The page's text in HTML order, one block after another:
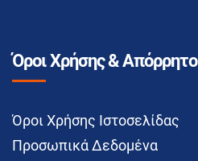
Όροι Χρήσης & Απόρρητο
Όροι Χρήσης Ιστοσελίδας
Προσωπικά Δεδομένα